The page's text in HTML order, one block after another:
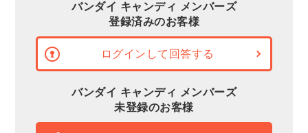
バンダイ キャンディ メンバーズ
登録済みのお客様
ログインして回答する
バンダイ キャンディ メンバーズ
未登録のお客様